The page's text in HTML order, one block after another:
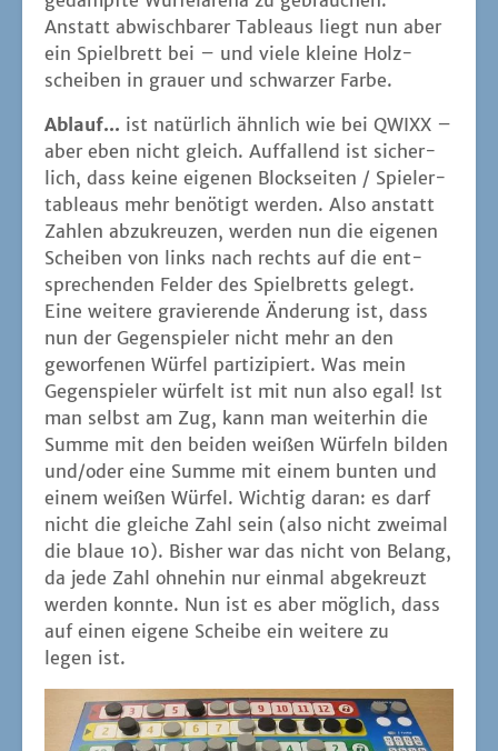
Anstatt abwisch­ba­rer Tableaus liegt nun aber
ein Spiel­brett bei – und vie­le klei­ne Holz­
schei­ben in grau­er und schwar­zer Farbe.
Ablauf... ist natür­lich ähn­lich wie bei QWIXX –
aber eben nicht gleich. Auf­fal­lend ist sicher­
lich, dass kei­ne eige­nen Block­sei­ten / Spie­ler­
ta­bleaus mehr benö­tigt wer­den. Also anstatt
Zah­len abzu­kreu­zen, wer­den nun die eige­nen
Schei­ben von links nach rechts auf die ent­
spre­chen­den Fel­der des Spiel­bretts gelegt.
Eine wei­te­re gra­vie­ren­de Ände­rung ist, dass
nun der Gegen­spie­ler nicht mehr an den
gewor­fe­nen Wür­fel par­ti­zi­piert. Was mein
Gegen­spie­ler wür­felt ist mit nun also egal! Ist
man selbst am Zug, kann man wei­ter­hin die
Sum­me mit den bei­den wei­ßen Wür­feln bil­den
und/oder eine Sum­me mit einem bun­ten und
einem wei­ßen Wür­fel. Wich­tig dar­an: es darf
nicht die glei­che Zahl sein (also nicht zwei­mal
die blaue 10). Bis­her war das nicht von Belang,
da jede Zahl ohne­hin nur ein­mal abge­kreuzt
wer­den konn­te. Nun ist es aber mög­lich, dass
auf einen eige­ne Schei­be ein wei­te­re zu
legen ist.